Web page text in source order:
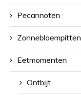
Pecannoten
Zonnebloempitten
Eetmomenten
Ontbijt